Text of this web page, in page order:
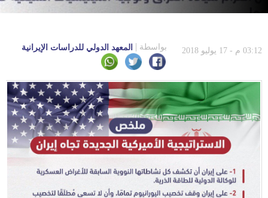
03:12 م - 17 يوليو 2018 بواسطة المعهد الدولي للدراسات الإيرانية